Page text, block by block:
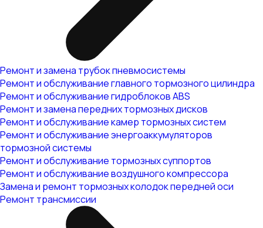
Ремонт и замена трубок пневмосистемы
Ремонт и обслуживание главного тормозного цилиндра
Ремонт и обслуживание гидроблоков ABS
Ремонт и замена передних тормозных дисков
Ремонт и обслуживание камер тормозных систем
Ремонт и обслуживание энергоаккумуляторов
тормозной системы
Ремонт и обслуживание тормозных суппортов
Ремонт и обслуживание воздушного компрессора
Замена и ремонт тормозных колодок передней оси
Ремонт трансмиссии